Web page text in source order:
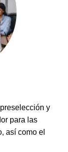
y
para las
así como el